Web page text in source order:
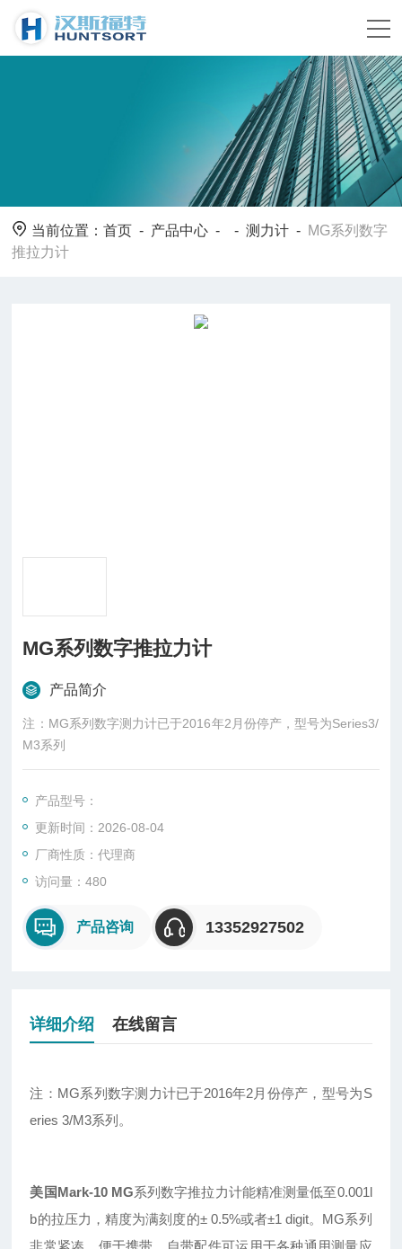
当前位置：首页 - 产品中心 - -测力计 - MG系列数字
推拉力计
MG系列数字推拉力计
产品简介
注：MG系列数字测力计已于2016年2月份停产，型号为Series3/
M3系列
产品型号：
更新时间：2026-08-04
厂商性质：代理商
访问量：480
产品咨询 13352927502
详细介绍 在线留言
注：MG系列数字测力计已于2016年2月份停产，型号为S
eries 3/M3系列。
美国Mark-10 MG系列数字推拉力计能精准测量低至0.001l
b的拉压力，精度为满刻度的± 0.5%或者±1 digit。MG系列